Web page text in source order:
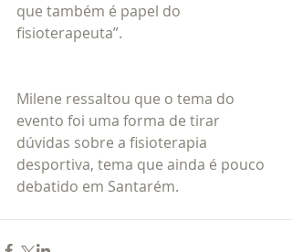
que também é papel do
fisioterapeuta”.
Milene ressaltou que o tema do
evento foi uma forma de tirar
dúvidas sobre a fisioterapia
desportiva, tema que ainda é pouco
debatido em Santarém.